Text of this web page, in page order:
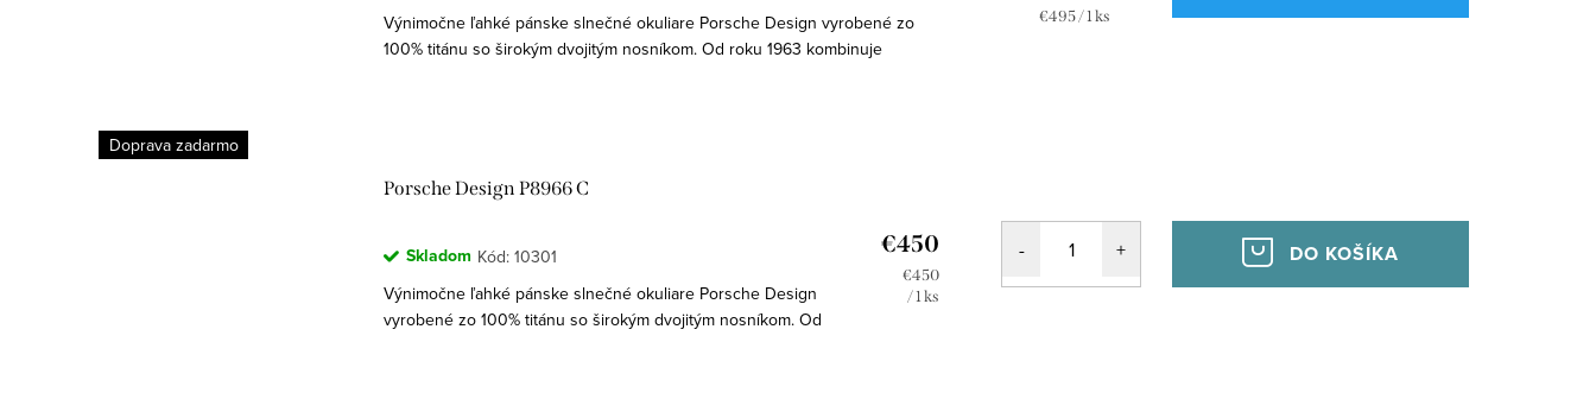
Výnimočne ľahké pánske slnečné okuliare Porsche Design vyrobené zo
100% titánu so širokým dvojitým nosníkom. Od roku 1963 kombinuje
Jednotková
€495 / 1 ks
Porsche Design P8966 C
Doprava zadarmo
Skladom Kód: 10301
Výnimočne ľahké pánske slnečné okuliare Porsche Design
vyrobené zo 100% titánu so širokým dvojitým nosníkom. Od
€450
Jednotková
cena:
€450
/ 1 ks
DO KOŠÍKA